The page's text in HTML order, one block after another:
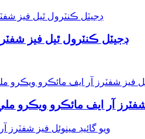
ڊجيٽل ڪنٽرول ٿيل فيز
آر ايف مائڪرو ويڪرو